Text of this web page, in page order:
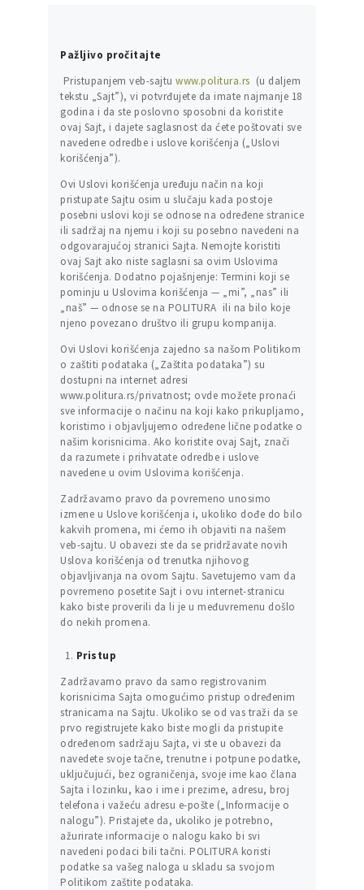
Pažljivo pročitajte
Pristupanjem veb-sajtu www.politura.rs (u daljem
tekstu „Sajt”), vi potvrđujete da imate najmanje 18
godina i da ste poslovno sposobni da koristite
ovaj Sajt, i dajete saglasnost da ćete poštovati sve
navedene odredbe i uslove korišćenja („Uslovi
korišćenja”).
Ovi Uslovi korišćenja uređuju način na koji
pristupate Sajtu osim u slučaju kada postoje
posebni uslovi koji se odnose na određene stranice
ili sadržaj na njemu i koji su posebno navedeni na
odgovarajućoj stranici Sajta. Nemojte koristiti
ovaj Sajt ako niste saglasni sa ovim Uslovima
korišćenja. Dodatno pojašnjenje: Termini koji se
pominju u Uslovima korišćenja — „mi”, „nas” ili
„naš” — odnose se na POLITURA ili na bilo koje
njeno povezano društvo ili grupu kompanija.
Ovi Uslovi korišćenja zajedno sa našom Politikom
o zaštiti podataka („Zaštita podataka”) su
dostupni na internet adresi
www.politura.rs/privatnost; ovde možete pronaći
sve informacije o načinu na koji kako prikupljamo,
koristimo i objavljujemo određene lične podatke o
našim korisnicima. Ako koristite ovaj Sajt, znači
da razumete i prihvatate odredbe i uslove
navedene u ovim Uslovima korišćenja.
Zadržavamo pravo da povremeno unosimo
izmene u Uslove korišćenja i, ukoliko dođe do bilo
kakvih promena, mi ćemo ih objaviti na našem
veb-sajtu. U obavezi ste da se pridržavate novih
Uslova korišćenja od trenutka njihovog
objavljivanja na ovom Sajtu. Savetujemo vam da
povremeno posetite Sajt i ovu internet-stranicu
kako biste proverili da li je u međuvremenu došlo
do nekih promena.
Pristup
Zadržavamo pravo da samo registrovanim
korisnicima Sajta omogućimo pristup određenim
stranicama na Sajtu. Ukoliko se od vas traži da se
prvo registrujete kako biste mogli da pristupite
određenom sadržaju Sajta, vi ste u obavezi da
navedete svoje tačne, trenutne i potpune podatke,
uključujući, bez ograničenja, svoje ime kao člana
Sajta i lozinku, kao i ime i prezime, adresu, broj
telefona i važeću adresu e-pošte („Informacije o
nalogu”). Pristajete da, ukoliko je potrebno,
ažurirate informacije o nalogu kako bi svi
navedeni podaci bili tačni. POLITURA koristi
podatke sa vašeg naloga u skladu sa svojom
Politikom zaštite podataka.